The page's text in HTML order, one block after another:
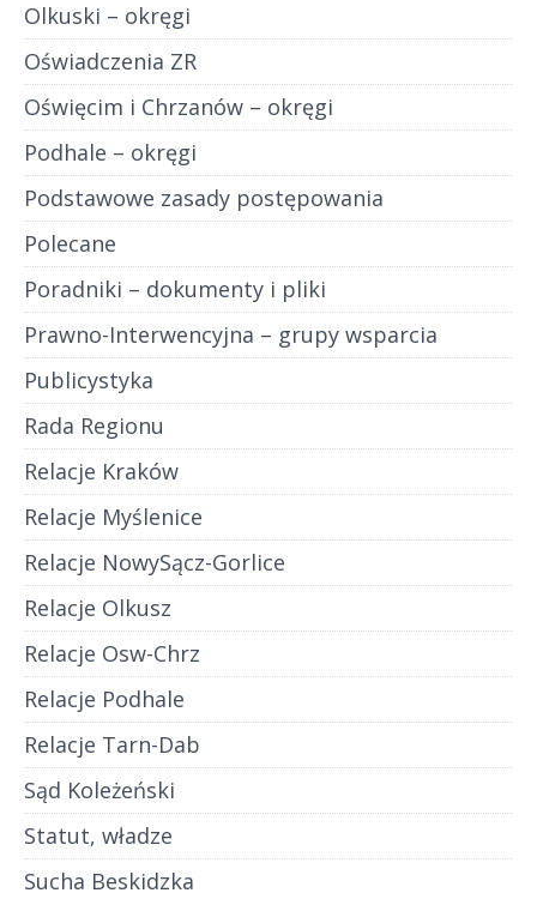
Olkuski – okręgi
Oświadczenia ZR
Oświęcim i Chrzanów – okręgi
Podhale – okręgi
Podstawowe zasady postępowania
Polecane
Poradniki – dokumenty i pliki
Prawno-Interwencyjna – grupy wsparcia
Publicystyka
Rada Regionu
Relacje Kraków
Relacje Myślenice
Relacje NowySącz-Gorlice
Relacje Olkusz
Relacje Osw-Chrz
Relacje Podhale
Relacje Tarn-Dab
Sąd Koleżeński
Statut, władze
Sucha Beskidzka